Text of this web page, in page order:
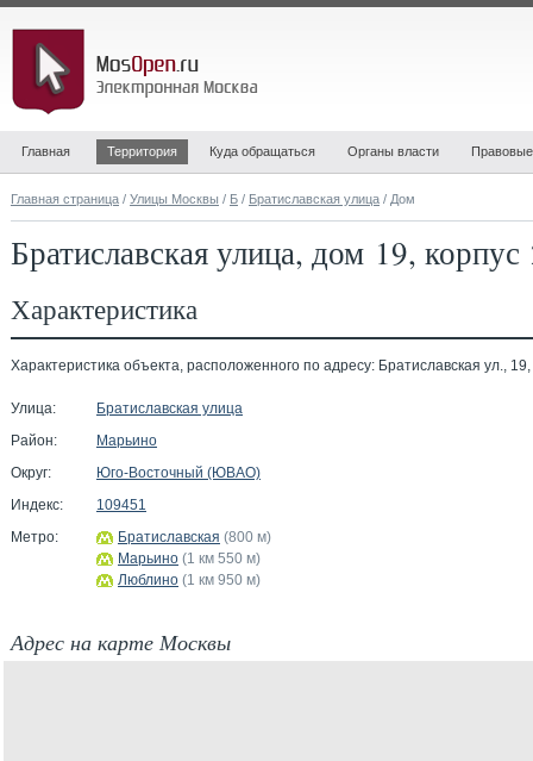
Главная Территория Куда обращаться Органы власти
Главная страница / Улицы Москвы / Б / Братиславская улица / Дом
Братиславская улица, дом 19, корпус
Характеристика
Характеристика объекта, расположенного по адресу: Братиславская ул., 19,
Улица:
Братиславская улица
Район:
Марьино
Округ:
Юго-Восточный (ЮВАО)
Индекс:
109451
Метро:
Братиславская (800 м)
Марьино (1 км 550 м)
Люблино (1 км 950 м)
Адрес на карте Москвы